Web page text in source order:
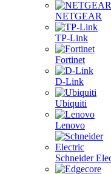
NETGEAR
TP-Link
Fortinet
D-Link
Ubiquiti
Lenovo
Schneider